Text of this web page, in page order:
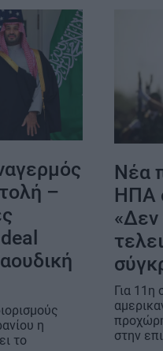
–
η
το
Νέα
ΗΠΑ
Για 11η
στην